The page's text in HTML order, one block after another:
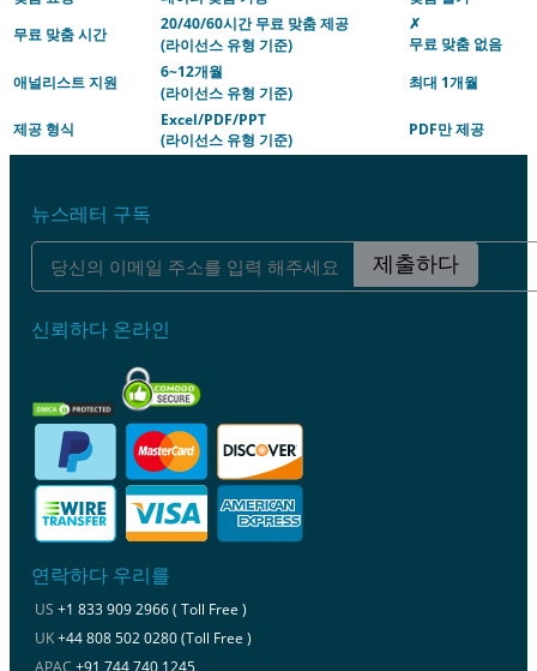
무료 맞춤 시간
20/40/60시간 무료 맞춤 제공
(라이선스 유형 기준)
✗
무료 맞춤 없음
애널리스트 지원
6~12개월
(라이선스 유형 기준)
최대 1개월
제공 형식
Excel/PDF/PPT
(라이선스 유형 기준)
PDF만 제공
뉴스레터 구독
제출하다
신뢰하다 온라인
연락하다 우리를
US +1 833 909 2966 ( Toll Free )
UK+44 808 502 0280 (Toll Free )
APAC +91 744 740 1245